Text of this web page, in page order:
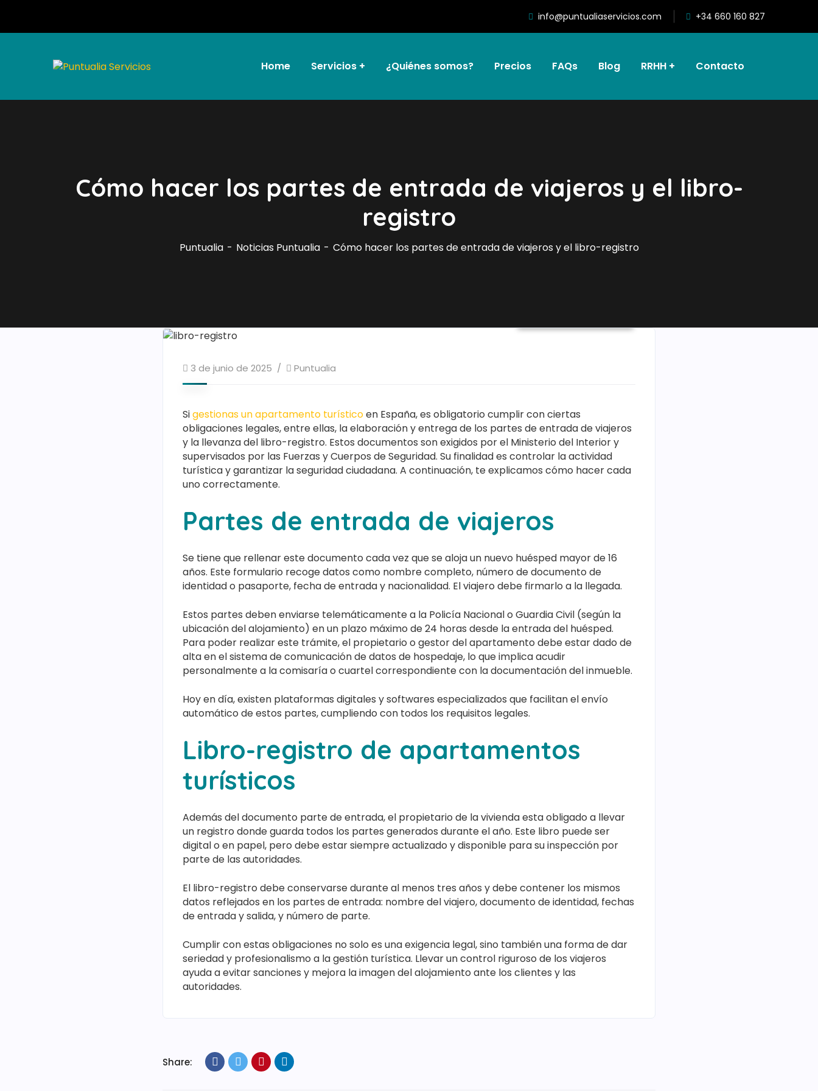
info@puntualiaservicios.com +34 660 160 827
Home Servicios ¿Quiénes somos? Precios FAQs Blog RRHH Contacto
Cómo hacer los partes de entrada de viajeros y el libro-
registro
Puntualia Noticias Puntualia Cómo hacer los partes de entrada de viajeros y el libro-registro
3 de junio de 2025 Puntualia
Sigestionas un apartamento turísticoen España, es obligatorio cumplir con ciertas
obligaciones legales, entre ellas, la elaboración y entrega de los partes de entrada de viajeros
y la llevanza del libro-registro. Estos documentos son exigidos por el Ministerio del Interior y
supervisados por las Fuerzas y Cuerpos de Seguridad. Su finalidad es controlar la actividad
turística y garantizar la seguridad ciudadana. A continuación, te explicamos cómo hacer cada
uno correctamente.
Partes de entrada de viajeros
Se tiene que rellenar este documento cada vez que se aloja un nuevo huésped mayor de 16
años. Este formulario recoge datos como nombre completo, número de documento de
identidad o pasaporte, fecha de entrada y nacionalidad. El viajero debe firmarlo a la llegada.
Estos partes deben enviarse telemáticamente a la Policía Nacional o Guardia Civil (según la
ubicación del alojamiento) en un plazo máximo de 24 horas desde la entrada del huésped.
Para poder realizar este trámite, el propietario o gestor del apartamento debe estar dado de
alta en el sistema de comunicación de datos de hospedaje, lo que implica acudir
personalmente a la comisaría o cuartel correspondiente con la documentación del inmueble.
Hoy en día, existen plataformas digitales y softwares especializados que facilitan el envío
automático de estos partes, cumpliendo con todos los requisitos legales.
Libro-registro de apartamentos
turísticos
Además del documento parte de entrada, el propietario de la vivienda esta obligado a llevar
un registro donde guarda todos los partes generados durante el año. Este libro puede ser
digital o en papel, pero debe estar siempre actualizado y disponible para su inspección por
parte de las autoridades.
El libro-registro debe conservarse durante al menos tres años y debe contener los mismos
datos reflejados en los partes de entrada: nombre del viajero, documento de identidad, fechas
de entrada y salida, y número de parte.
Cumplir con estas obligaciones no solo es una exigencia legal, sino también una forma de dar
seriedad y profesionalismo a la gestión turística. Llevar un control riguroso de los viajeros
ayuda a evitar sanciones y mejora la imagen del alojamiento ante los clientes y las
autoridades.
Share: